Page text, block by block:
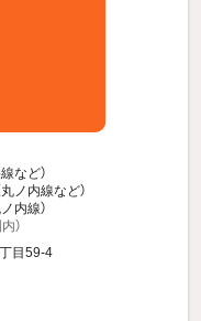
など）
丸ノ内線など）
内線）
）
目59-4